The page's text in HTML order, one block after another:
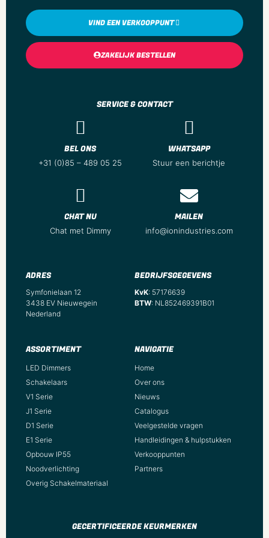
ADRES
Symfonielaan 12
3438 EV Nieuwegein
Nederland
BEDRIJFSGEGEVENS
KvK: 57176639
BTW: NL852469391B01
SERVICE & CONTACT
BEL ONS
+31 (0)85 – 489 05 25
WHATSAPP
Stuur een berichtje
CHAT NU
Chat met Dimmy
MAILEN
info@ionindustries.com
VIND EEN VERKOOPPUNT
ZAKELIJK BESTELLEN
ASSORTIMENT
LED Dimmers
Schakelaars
V1 Serie
J1 Serie
D1 Serie
E1 Serie
Opbouw IP55
Noodverlichting
Overig Schakelmateriaal
NAVIGATIE
Home
Over ons
Nieuws
Catalogus
Veelgestelde vragen
Handleidingen & hulpstukken
Verkooppunten
Partners
GECERTIFICEERDE KEURMERKEN